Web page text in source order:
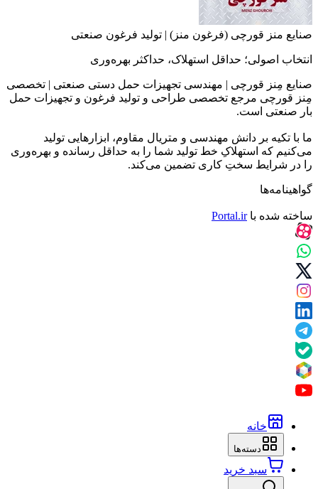
صنایع منز قورچی (فرغون منز) | تولید فرغون صنعتی
انتخاب اصولی؛ حداقل استهلاک، حداکثر بهره‌وری
صنایع مِنز قورچی | مهندسی تجهیزات حمل دستی صنعتی | تخصصی
مِنز قورچی مرجع تخصصی طراحی و تولید فرغون و تجهیزات حمل
بار صنعتی است.
ما با تکیه بر دانش مهندسی و متریال مقاوم، ابزارهایی تولید
می‌کنیم که استهلاکِ خط تولید شما را به حداقل رسانده و بهره‌وری
را در شرایط سختِ کاری تضمین می‌کند.
گواهینامه‌ها
ساخته شده باPortal.ir
خانه
دسته‌ها
سبد خرید